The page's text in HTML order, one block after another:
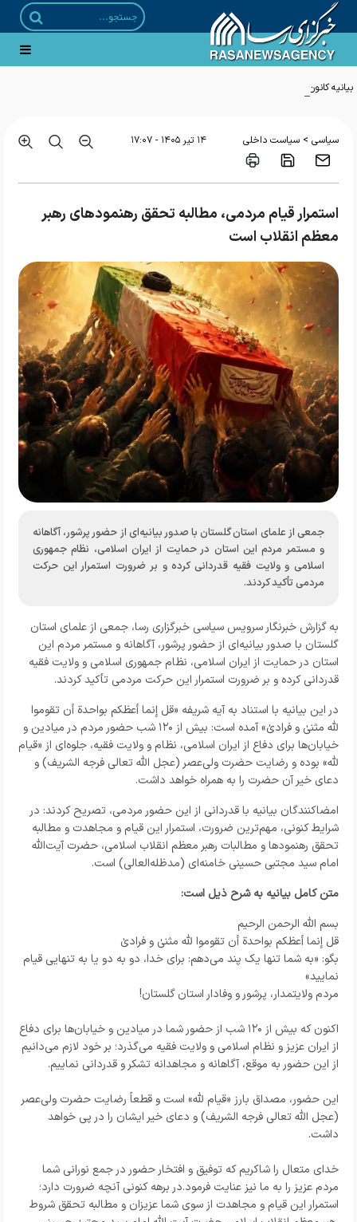
بیانیه کانون بسیج شهید اندرزگو به مناسبت تشییع تاریخی رهبر شهید انقلاب
سیاسی > سیاست داخلی ۱۴ تير ۱۴۰۵ - ۱۷:۰۷
استمرار قیام مردمی، مطالبه تحقق رهنمودهای رهبر
معظم انقلاب است
جمعی از علمای استان گلستان با صدور بیانیه‌ای از حضور پرشور، آگاهانه
و مستمر مردم این استان در حمایت از ایران اسلامی، نظام جمهوری
اسلامی و ولایت فقیه قدردانی کرده و بر ضرورت استمرار این حرکت
مردمی تأکید کردند.
به گزارش خبرنگار سرویس سیاسی خبرگزاری رسا، جمعی از علمای استان
گلستان با صدور بیانیه‌ای از حضور پرشور، آگاهانه و مستمر مردم این
استان در حمایت از ایران اسلامی، نظام جمهوری اسلامی و ولایت فقیه
قدردانی کرده و بر ضرورت استمرار این حرکت مردمی تأکید کردند.
در این بیانیه با استناد به آیه شریفه «قل إنما أعظکم بواحدة أن تقوموا
لله مثنیٰ و فرادیٰ» آمده است: بیش از ۱۲۰ شب حضور مردم در میادین و
خیابان‌ها برای دفاع از ایران اسلامی، نظام و ولایت فقیه، جلوه‌ای از «قیام
لله» بوده و رضایت حضرت ولی‌عصر (عجل الله تعالی فرجه الشریف) و
دعای خیر آن حضرت را به همراه خواهد داشت.
امضاکنندگان بیانیه با قدردانی از این حضور مردمی، تصریح کردند: در
شرایط کنونی، مهم‌ترین ضرورت، استمرار این قیام و مجاهدت و مطالبه
تحقق رهنمودها و مطالبات رهبر معظم انقلاب اسلامی، حضرت آیت‌الله
امام سید مجتبی حسینی خامنه‌ای (مدظله‌العالی) است.
متن کامل بیانیه به شرح ذیل است:
بسم الله الرحمن الرحیم
قل إنما أعظکم بواحدة أن تقوموا لله مثنیٰ و فرادیٰ
بگو: «به شما تنها یک پند می‌دهم: برای خدا، دو به دو یا به تنهایی قیام
نمایید»
مردم ولایتمدار، پرشور و وفادار استان گلستان!
اکنون که بیش از ۱۲۰ شب از حضور شما در میادین و خیابان‌ها برای دفاع
از ایران عزیز و نظام اسلامی و ولایت فقیه می‌گذرد؛ بر خود لازم می‌دانیم
از این حضور به موقع، آگاهانه و مجاهدانه تشکر و قدردانی نماییم.
این حضور، مصداق بارز «قیام لله» است و قطعاً رضایت حضرت ولی‌عصر
(عجل الله تعالی فرجه الشریف) و دعای خیر ایشان را در پی خواهد
داشت.
خدای متعال را شاکریم که توفیق و افتخار حضور در جمع نورانی شما
مردم عزیز را به ما نیز عنایت فرمود.در برهه کنونی آنچه ضرورت دارد؛
استمرار این قیام و مجاهدت از سوی شما عزیزان و مطالبه تحقق شروط